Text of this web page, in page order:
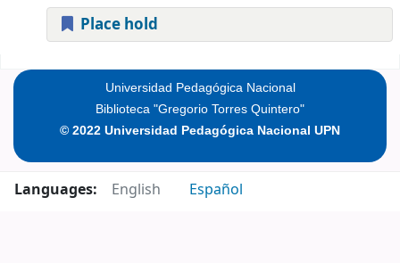
Place hold
Universidad Pedagógica Nacional
Biblioteca "Gregorio Torres Quintero"
© 2022 Universidad Pedagógica Nacional UPN
Languages: English Español